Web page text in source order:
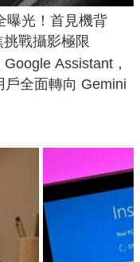
曝光！首見機背
挑戰攝影極限
Assistant，
戶全面轉向 Gemini